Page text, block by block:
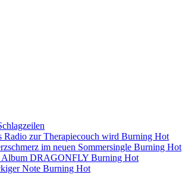
Radio zur Therapiecouch wird Burning Hot
im neuen Sommersingle Burning Hot
Album DRAGONFLY Burning Hot
Note Burning Hot